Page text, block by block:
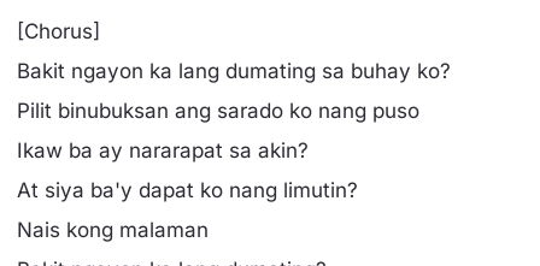
[Chorus]
Bakit ngayon ka lang dumating sa buhay ko?
Pilit binubuksan ang sarado ko nang puso
Ikaw ba ay nararapat sa akin?
At siya ba'y dapat ko nang limutin?
Nais kong malaman